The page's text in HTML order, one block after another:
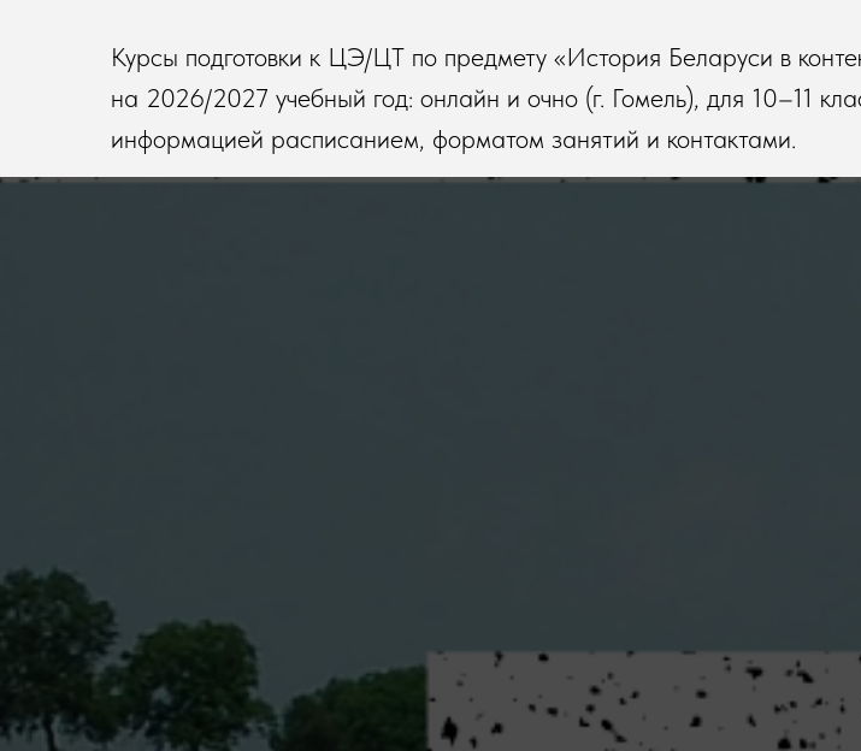
Курсы подготовки к ЦЭ/ЦТ по предмету «История Беларуси в
на 2026/2027 учебный год: онлайн и очно (г. Гомель), для 10–11
информацией расписанием, форматом занятий и контактами.